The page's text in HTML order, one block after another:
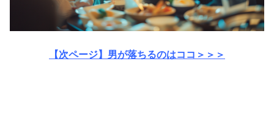
【次ページ】男が落ちるのはココ＞＞＞